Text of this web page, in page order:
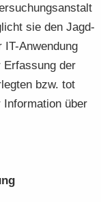
sie den Jagd­
IT-​Anwendung
Er­fas­sung der
bzw. tot
In­for­ma­ti­on über